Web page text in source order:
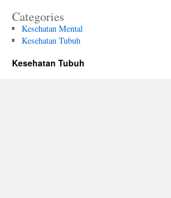
Categories
Kesehatan Mental
Kesehatan Tubuh
Kesehatan Tubuh